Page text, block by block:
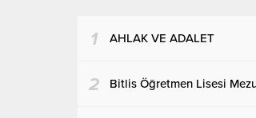
1 AHLAK VE ADALET
2 Bitlis Öğretmen Lisesi